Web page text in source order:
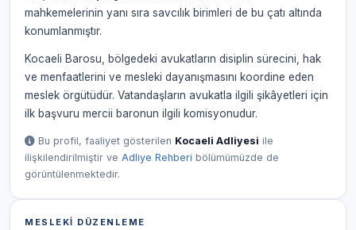
mahkemelerinin yanı sıra savcılık birimleri de bu çatı altında
konumlanmıştır.
Kocaeli Barosu, bölgedeki avukatların disiplin sürecini, hak
ve menfaatlerini ve mesleki dayanışmasını koordine eden
meslek örgütüdür. Vatandaşların avukatla ilgili şikâyetleri için
ilk başvuru mercii baronun ilgili komisyonudur.
Bu profil, faaliyet gösterilen Kocaeli Adliyesi ile
ilişkilendirilmiştir ve Adliye Rehberi bölümümüzde de
görüntülenmektedir.
MESLEKI DÜZENLEME